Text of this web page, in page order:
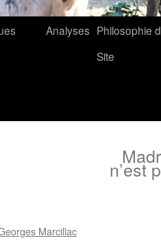
Analyses Philosophie
Site
n’est
Marcillac